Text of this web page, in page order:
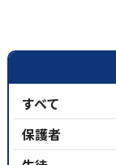
すべて
保護者